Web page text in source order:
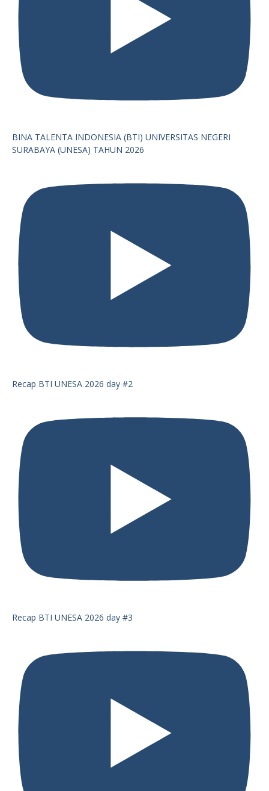
BINA TALENTA INDONESIA (BTI) UNIVERSITAS NEGERI
SURABAYA (UNESA) TAHUN 2026
Recap BTI UNESA 2026 day #2
Recap BTI UNESA 2026 day #3